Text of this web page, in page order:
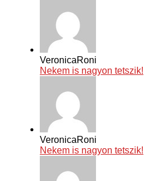
VeronicaRoni
Nekem is nagyon tetszik!
VeronicaRoni
Nekem is nagyon tetszik!